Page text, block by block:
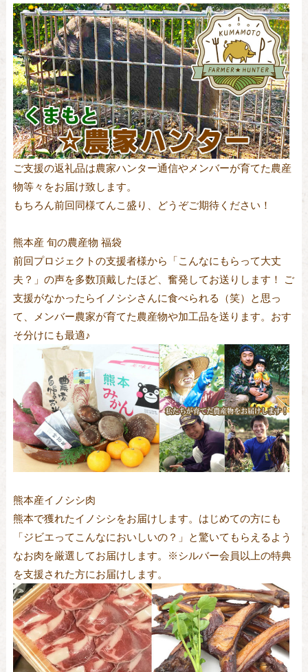
ご支援の返礼品は農家ハンター通信やメンバーが育てた農産
物等々をお届け致します。
もちろん前回同様てんこ盛り、どうぞご期待ください！
熊本産 旬の農産物 福袋
前回プロジェクトの支援者様から「こんなにもらって大丈
夫？」の声を多数頂戴したほど、奮発してお送りします！ ご
支援がなかったらイノシシさんに食べられる（笑）と思っ
て、メンバー農家が育てた農産物や加工品を送ります。おす
そ分けにも最適♪
熊本産イノシシ肉
熊本で獲れたイノシシをお届けします。はじめての方にも
「ジビエってこんなにおいしいの？」と驚いてもらえるよう
なお肉を厳選してお届けします。※シルバー会員以上の特典
を支援された方にお届けします。